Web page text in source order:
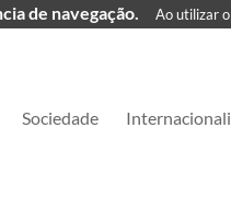
Sociedade
de navegação. Ao utilizar